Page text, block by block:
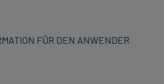
FÜR DEN ANWENDER